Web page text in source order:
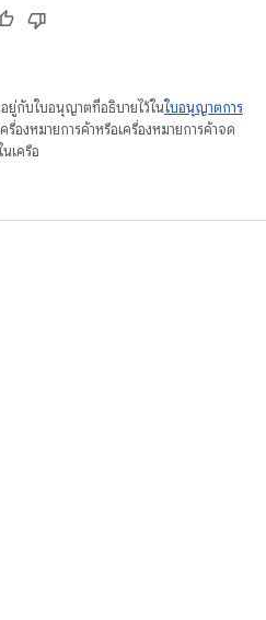
ยู่กับใบอนุญาตที่อธิบายไว้ในใบอนุญาตการ
องหมายการค้าหรือเครื่องหมายการค้าจด
เครือ